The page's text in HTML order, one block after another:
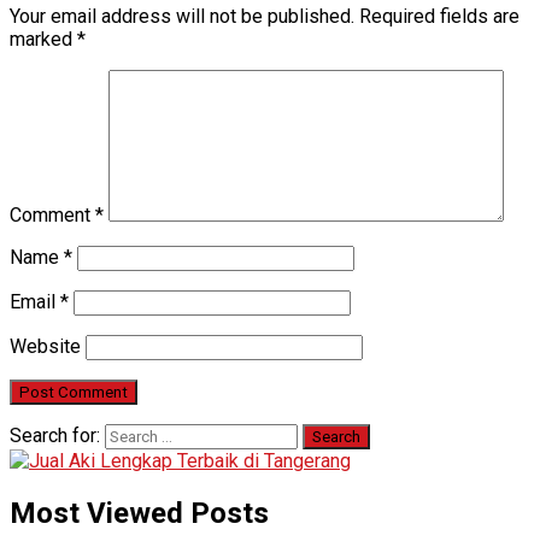
Your email address will not be published. Required fields are
marked *
Comment *
Name *
Email *
Website
Search for:
Most Viewed Posts